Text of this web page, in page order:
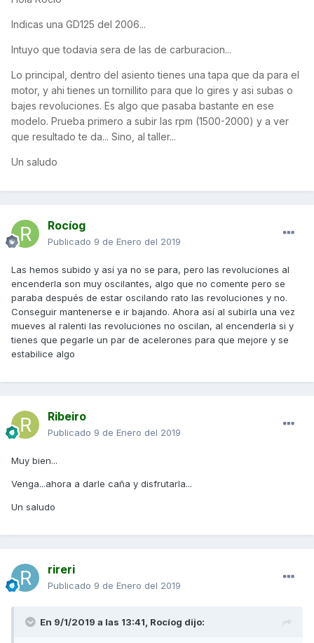
Indicas una GD125 del 2006...
Intuyo que todavia sera de las de carburacion...
Lo principal, dentro del asiento tienes una tapa que da para el
motor, y ahi tienes un tornillito para que lo gires y asi subas o
bajes revoluciones. Es algo que pasaba bastante en ese
modelo. Prueba primero a subir las rpm (1500-2000) y a ver
que resultado te da... Sino, al taller...
Un saludo
Rocíog
Publicado 9 de Enero del 2019
Las hemos subido y así ya no se para, pero las revoluciones al
encenderla son muy oscilantes, algo que no comente pero se
paraba después de estar oscilando rato las revoluciones y no.
Conseguir mantenerse e ir bajando. Ahora así al subirla una vez
mueves al ralenti las revoluciones no oscilan, al encenderla si y
tienes que pegarle un par de acelerones para que mejore y se
estabilice algo
Ribeiro
Publicado 9 de Enero del 2019
Muy bien...
Venga...ahora a darle caña y disfrutarla...
Un saludo
rireri
Publicado 9 de Enero del 2019
En 9/1/2019 a las 13:41, Rocíog dijo: